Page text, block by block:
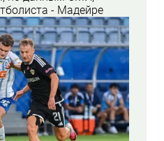
- Мадейре